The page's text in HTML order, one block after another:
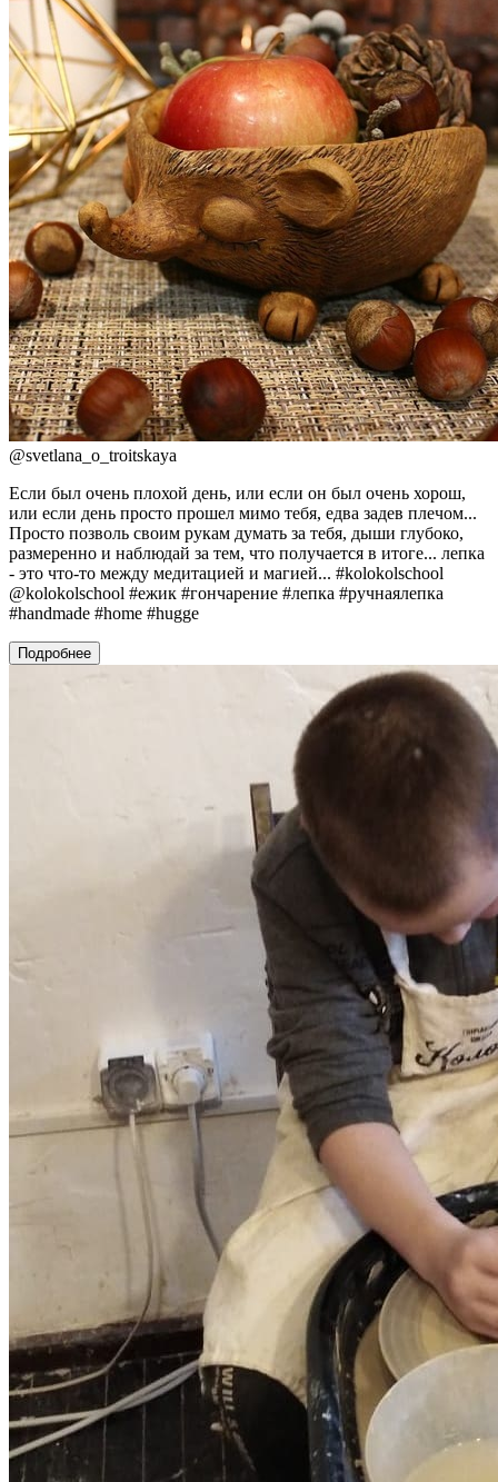
@svetlana_o_troitskaya
Если был очень плохой день, или если он был очень хорош,
или если день просто прошел мимо тебя, едва задев плечом...
Просто позволь своим рукам думать за тебя, дыши глубоко,
размеренно и наблюдай за тем, что получается в итоге... лепка
- это что-то между медитацией и магией... #kolokolschool
@kolokolschool #ежик #гончарение #лепка #ручнаялепка
#handmade #home #hugge
Подробнее